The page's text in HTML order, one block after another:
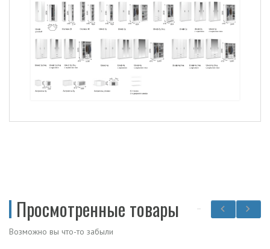
Просмотренные товары
Возможно вы что-то забыли